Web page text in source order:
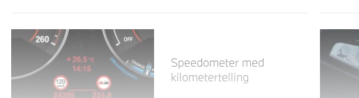
Speedometer med
kilometertelling